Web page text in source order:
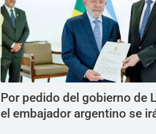
Por pedido del gobierno de
el embajador argentino se